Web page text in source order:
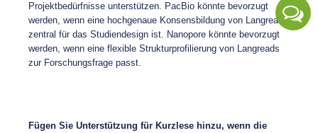
Projektbedürfnisse unterstützen. PacBio könnte bevorzugt
werden, wenn eine hochgenaue Konsensbildung von Langreads
zentral für das Studiendesign ist. Nanopore könnte bevorzugt
werden, wenn eine flexible Strukturprofilierung von Langreads
zur Forschungsfrage passt.
Fügen Sie Unterstützung für Kurzlese hinzu, wenn die